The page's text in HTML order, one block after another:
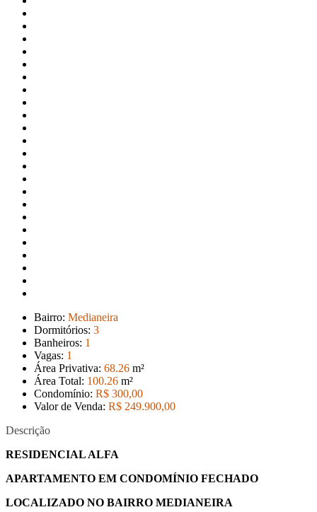
Bairro: Medianeira
Dormitórios: 3
Banheiros: 1
Vagas: 1
Área Privativa: 68.26 m²
Área Total: 100.26 m²
Condomínio: R$ 300,00
Valor de Venda: R$ 249.900,00
Descrição
RESIDENCIAL ALFA
APARTAMENTO EM CONDOMÍNIO FECHADO
LOCALIZADO NO BAIRRO MEDIANEIRA